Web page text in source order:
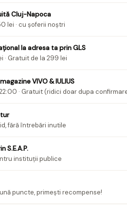
pentru
copii
Cluj-Napoca
lei · cu șoferii noștri
la adresa ta prin GLS
· Gratuit de la 299 lei
VIVO & IULIUS
· Gratuit (ridici doar dupa
fără întrebări inutile
S.E.A.P.
instituții publice
puncte, primești recompense!